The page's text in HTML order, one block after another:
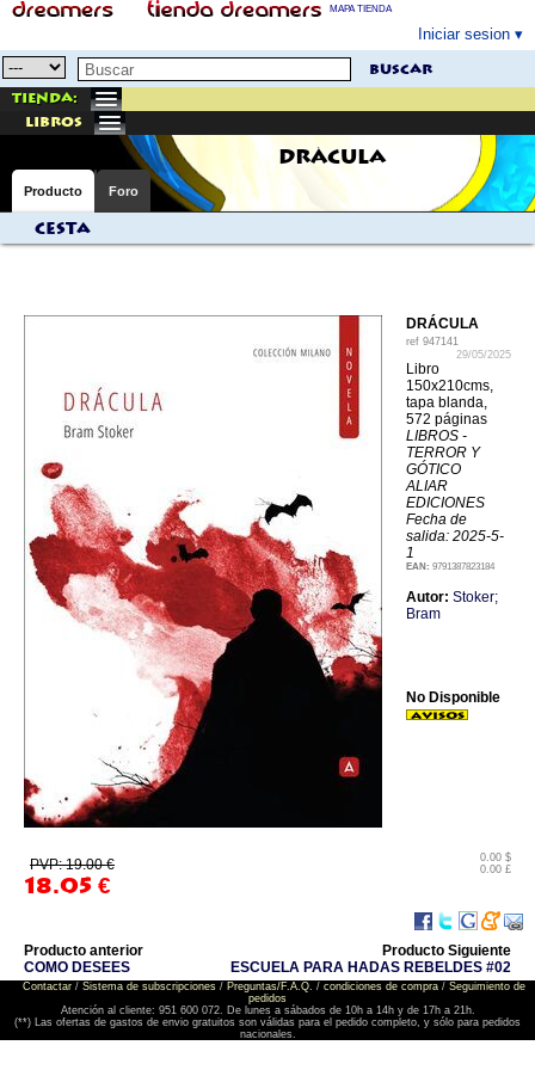
MAPA TIENDA
Iniciar sesion
buscar
Tienda:
libros
DRÁCULA
Producto Foro
Cesta
DRÁCULA
ref 947141
29/05/2025
Libro
150x210cms,
tapa blanda,
572 páginas
LIBROS -
TERROR Y
GÓTICO
ALIAR
EDICIONES
Fecha de
salida: 2025-5-
1
EAN: 9791387823184
Autor: Stoker;
Bram
PVP: 19.00 €
18.05 €
0.00 $
0.00 £
No Disponible
Producto anterior
COMO DESEES
Producto Siguiente
ESCUELA PARA HADAS REBELDES #02
Contactar/ Sistema de subscripciones/ Preguntas/F.A.Q. / condiciones de compra/ Seguimiento de
pedidos
Atención al cliente: 951 600 072. De lunes a sábados de 10h a 14h y de 17h a 21h.
(**) Las ofertas de gastos de envio gratuitos son válidas para el pedido completo, y sólo para pedidos
nacionales.